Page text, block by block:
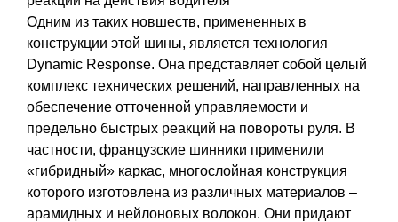
Одним из таких новшеств, примененных в
конструкции этой шины, является технология
Dynamic Response. Она представляет собой целый
комплекс технических решений, направленных на
обеспечение отточенной управляемости и
предельно быстрых реакций на повороты руля. В
частности, французские шинники применили
«гибридный» каркас, многослойная конструкция
которого изготовлена из различных материалов –
арамидных и нейлоновых волокон. Они придают